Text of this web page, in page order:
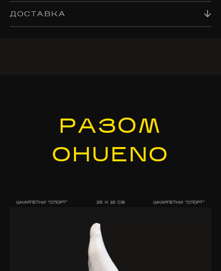
ДОСТАВКА
РАЗОМ
OHUENO
ШКАРПЕТКИ "СПОРТ" 25 X 16 CM ШКАРПЕТКИ "СПОРТ"